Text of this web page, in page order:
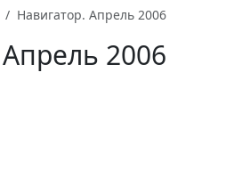
Навигатор. Апрель 2006
2006